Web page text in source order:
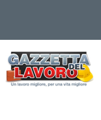
contenuto